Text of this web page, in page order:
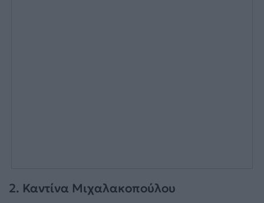
2. Καντίνα Μιχαλακοπούλου